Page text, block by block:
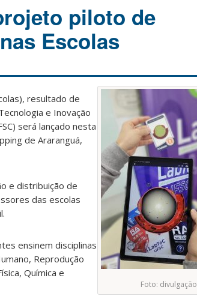
piloto de
Escolas
Foto: divulgação
resultado de
e Inovação
será lançado nesta
de Araranguá,
e distribuição de
das escolas
ensinem disciplinas
Reprodução
Química e